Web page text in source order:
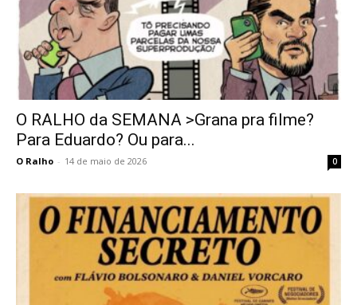
O RALHO da SEMANA >Grana pra filme?
Para Eduardo? Ou para...
O Ralho - 14 de maio de 2026 0